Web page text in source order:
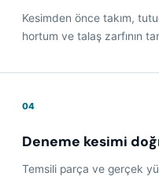
Kesimden önce takım,
hortum ve talaş zarfının
04
Deneme kesimi
Temsili parça ve gerçek